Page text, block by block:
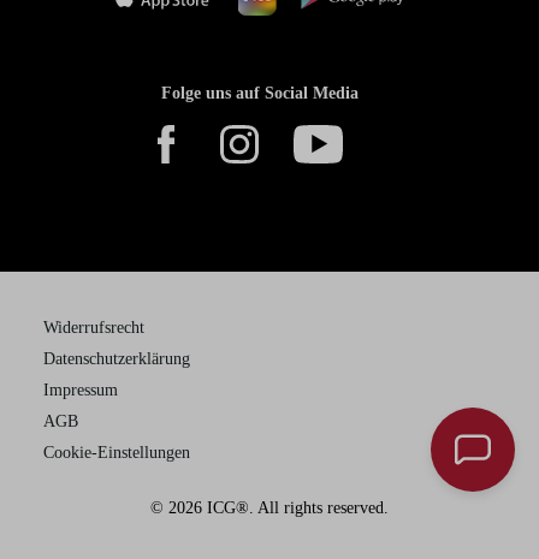
Folge uns auf Social Media
Widerrufsrecht
Datenschutzerklärung
Impressum
AGB
Cookie-Einstellungen
© 2026 ICG®. All rights reserved.